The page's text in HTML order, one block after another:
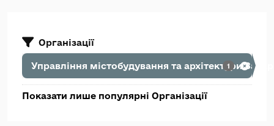
Організації
Управління містобудування та архітектури
1
Показати лише популярні Організації